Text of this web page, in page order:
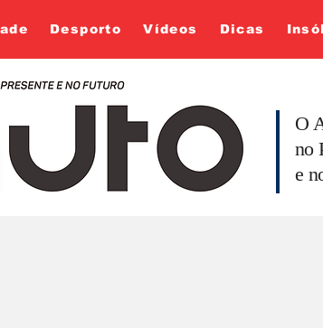
Desporto Vídeos Dicas
O
no
e